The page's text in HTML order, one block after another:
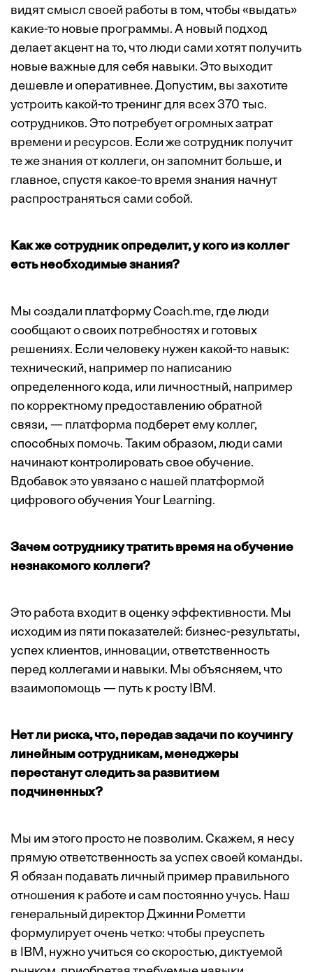
видят смысл своей работы в том, чтобы «выдать»
какие-то новые программы. А новый подход
делает акцент на то, что люди сами хотят получить
новые важные для себя навыки. Это выходит
дешевле и оперативнее. Допустим, вы захотите
устроить какой-то тренинг для всех 370 тыс.
сотрудников. Это потребует огромных затрат
времени и ресурсов. Если же сотрудник получит
те же знания от коллеги, он запомнит больше, и
главное, спустя какое-то время знания начнут
распространяться сами собой.
Как же сотрудник определит, у кого из коллег
есть необходимые знания?
Мы создали платформу Coach.me, где люди
сообщают о своих ­потребностях и готовых
решениях. Если человеку нужен какой-то навык:
технический, например по написанию
определенного кода, или личностный, например
по корректному предоставлению обратной
связи, — платформа подберет ему коллег,
способных помочь. Таким образом, люди сами
начинают контролировать свое обучение.
Вдобавок это увязано с нашей платформой
цифрового обучения Your Learning.
Зачем сотруднику тратить время на обучение
незнакомого коллеги?
Это работа входит в оценку эффективности. Мы
исходим из пяти показателей: бизнес-результаты,
успех клиентов, инновации, ответственность
перед коллегами и навыки. Мы объясняем, что
взаимо­помощь — путь к росту IBM.
Нет ли риска, что, передав задачи по коучингу
линейным сотрудникам, менеджеры
перестанут следить за развитием
подчиненных?
Мы им этого просто не позволим. Скажем, я несу
прямую ответственность за успех своей команды.
Я обязан подавать личный пример правильного
отношения к работе и сам постоянно учусь. Наш
генеральный директор Джинни Рометти
формулирует очень четко: чтобы преуспеть
в IBM, нужно учиться со скоростью, диктуемой